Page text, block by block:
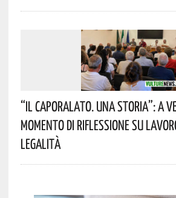
“Il Caporalato. Una Storia”: A
Momento Di Riflessione Su
Legalità